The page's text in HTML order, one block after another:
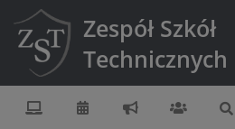
Zespół Szkół
Technicznych